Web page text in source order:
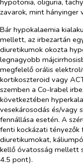
zavarok, mint hányinger
Bár hypokalaemia
mellett, az irbezartán
diuretikumok okozta
legnagyobb
megfelelő orális
kortikoszteroid vagy
szemben a Co-Irabel
következtében
vesekárosodás és/vagy
fennállása esetén. A
fenti kockázati tényezők
diuretikumokat,
kellő óvatosság mellett
4.5 pont).